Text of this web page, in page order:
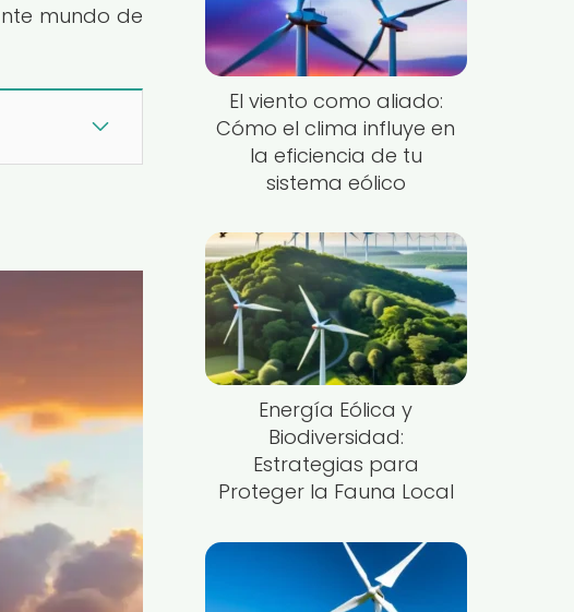
mundo de
El viento como aliado:
Cómo el clima influye en
la eficiencia de tu
sistema eólico
Energía Eólica y
Biodiversidad:
Estrategias para
Proteger la Fauna Local